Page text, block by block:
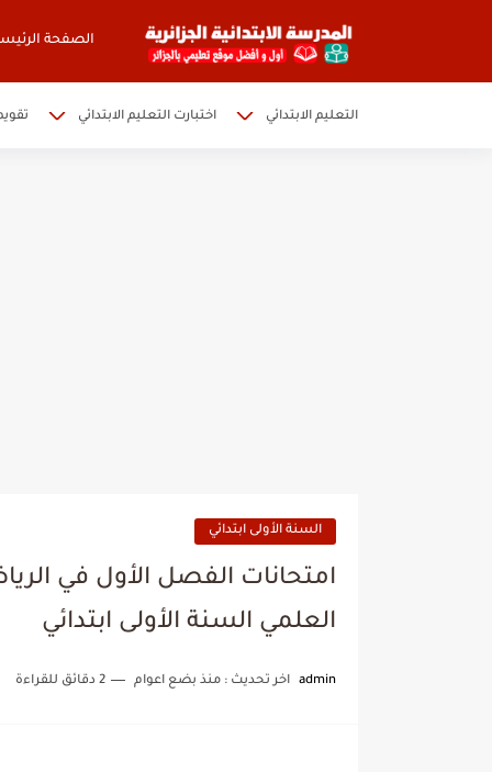
الصفحة
التعليم الابتدائي اختبارت التعليم الابتدائي
السنة الأولى ابتدائي
امتحانات الفصل الأول في
العلمي السنة الأولى ابتدائي
admin اخر تحديث : منذ بضع اعوام 2 دقائق للقراءة